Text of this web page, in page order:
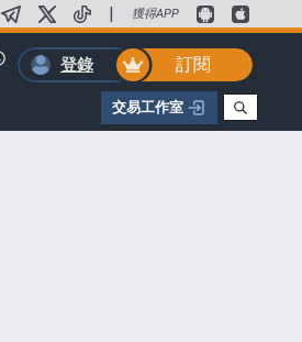
| 獲得APP
登錄
訂閱
交易工作室